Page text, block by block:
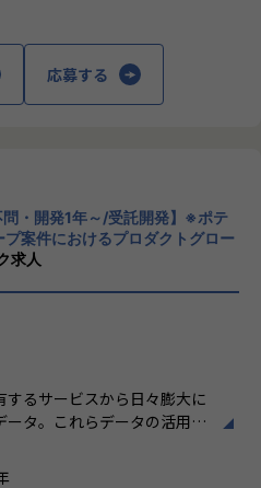
ム
ブラウザアプリケーション）
ど様々なデータ関連プロダ
ダクト運営主体者としてプ
い期間使われ価値発揮し続
クニカル領域のPM等、
きる
を企業のVisionとしていま
る新たな価値を共に創り出
サービスの成長を志したと
クスを思い浮かべていただ
ています。
応募する
問・開発1年～/受託開発】※ポテ
案件におけるプロダクトグロー
求人
るサービスから日々膨大に
タ。これらデータの活用を
揮する際に生じる様々な課